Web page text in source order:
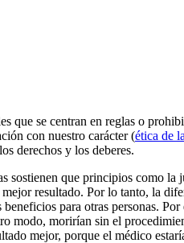
que se centran en reglas o
con nuestro carácter (ética de
derechos y los deberes.
sostienen que principios como
resultado. Por lo tanto, la
para otras personas.
modo, morirían sin el
mejor, porque el médico